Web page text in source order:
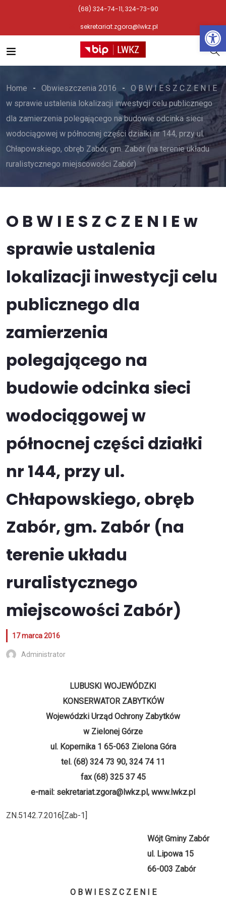
(68) 324-74-11, 324-73-90
sekretariat.zgora@lwkz.pl
Home Obwieszczenia 2016
O B W I E S Z C Z E N I E
w sprawie ustalenia lokalizacji inwestycji celu publicznego
dla zamierzenia polegającego na budowie odcinka sieci
wodociągowej w północnej części działki nr 144, przy ul.
Chłapowskiego, obręb Zabór, gm. Zabór (na terenie układu
ruralistycznego miejscowości Zabór)
O B W I E S Z C Z E N I E w
sprawie ustalenia
lokalizacji inwestycji celu
publicznego dla
zamierzenia
polegającego na
budowie odcinka sieci
wodociągowej w
północnej części działki
nr 144, przy ul.
Chłapowskiego, obręb
Zabór, gm. Zabór (na
terenie układu
ruralistycznego
miejscowości Zabór)
17 marca 2016
Administrator
LUBUSKI WOJEWÓDZKI
KONSERWATOR ZABYTKÓW
Wojewódzki Urząd Ochrony Zabytków
w Zielonej Górze
ul. Kopernika 1 65-063 Zielona Góra
tel. (68) 324 73 90, 324 74 11
fax (68) 325 37 45
e-mail: sekretariat.zgora@lwkz.pl, www.lwkz.pl
ZN.5142.7.2016[Zab-1]
Wójt Gminy Zabór
ul. Lipowa 15
66-003 Zabór
O B W I E S Z C Z E N I E